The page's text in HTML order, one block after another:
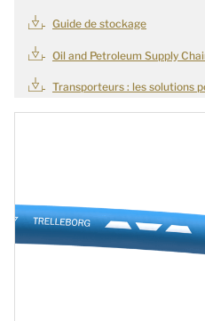
Guide de stockage
Oil and Petroleum Supply
Transporteurs : les solutions